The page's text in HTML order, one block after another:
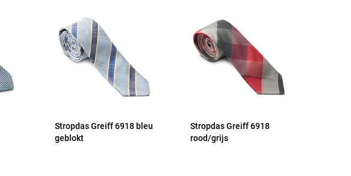
Stropdas Greiff 6918 bleu
geblokt
Stropdas Greiff 6918
rood/grijs